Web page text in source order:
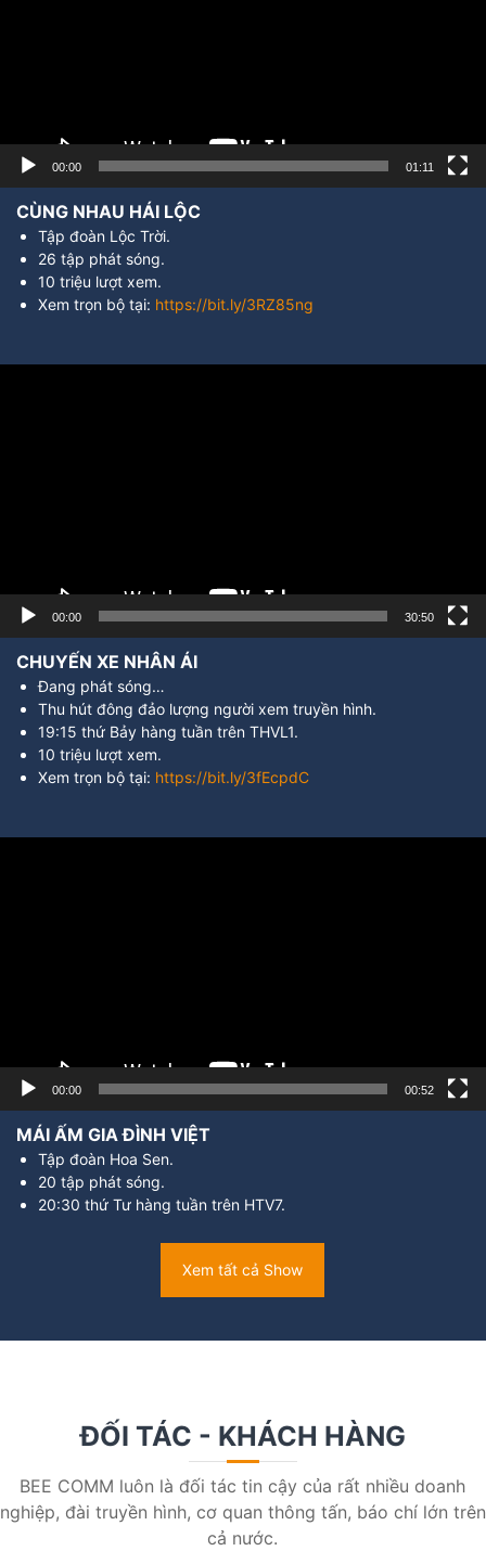
00:00 01:11
CÙNG NHAU HÁI LỘC
Tập đoàn Lộc Trời.
26 tập phát sóng.
10 triệu lượt xem.
Xem trọn bộ tại: https://bit.ly/3RZ85ng
00:00 30:50
CHUYẾN XE NHÂN ÁI
Đang phát sóng…
Thu hút đông đảo lượng người xem truyền hình.
19:15 thứ Bảy hàng tuần trên THVL1.
10 triệu lượt xem.
Xem trọn bộ tại: https://bit.ly/3fEcpdC
00:00 00:52
MÁI ẤM GIA ĐÌNH VIỆT
Tập đoàn Hoa Sen.
20 tập phát sóng.
20:30 thứ Tư hàng tuần trên HTV7.
Xem tất cả Show
ĐỐI TÁC - KHÁCH HÀNG
BEE COMM luôn là đối tác tin cậy của rất nhiều doanh
nghiệp, đài truyền hình, cơ quan thông tấn, báo chí lớn trên
cả nước.